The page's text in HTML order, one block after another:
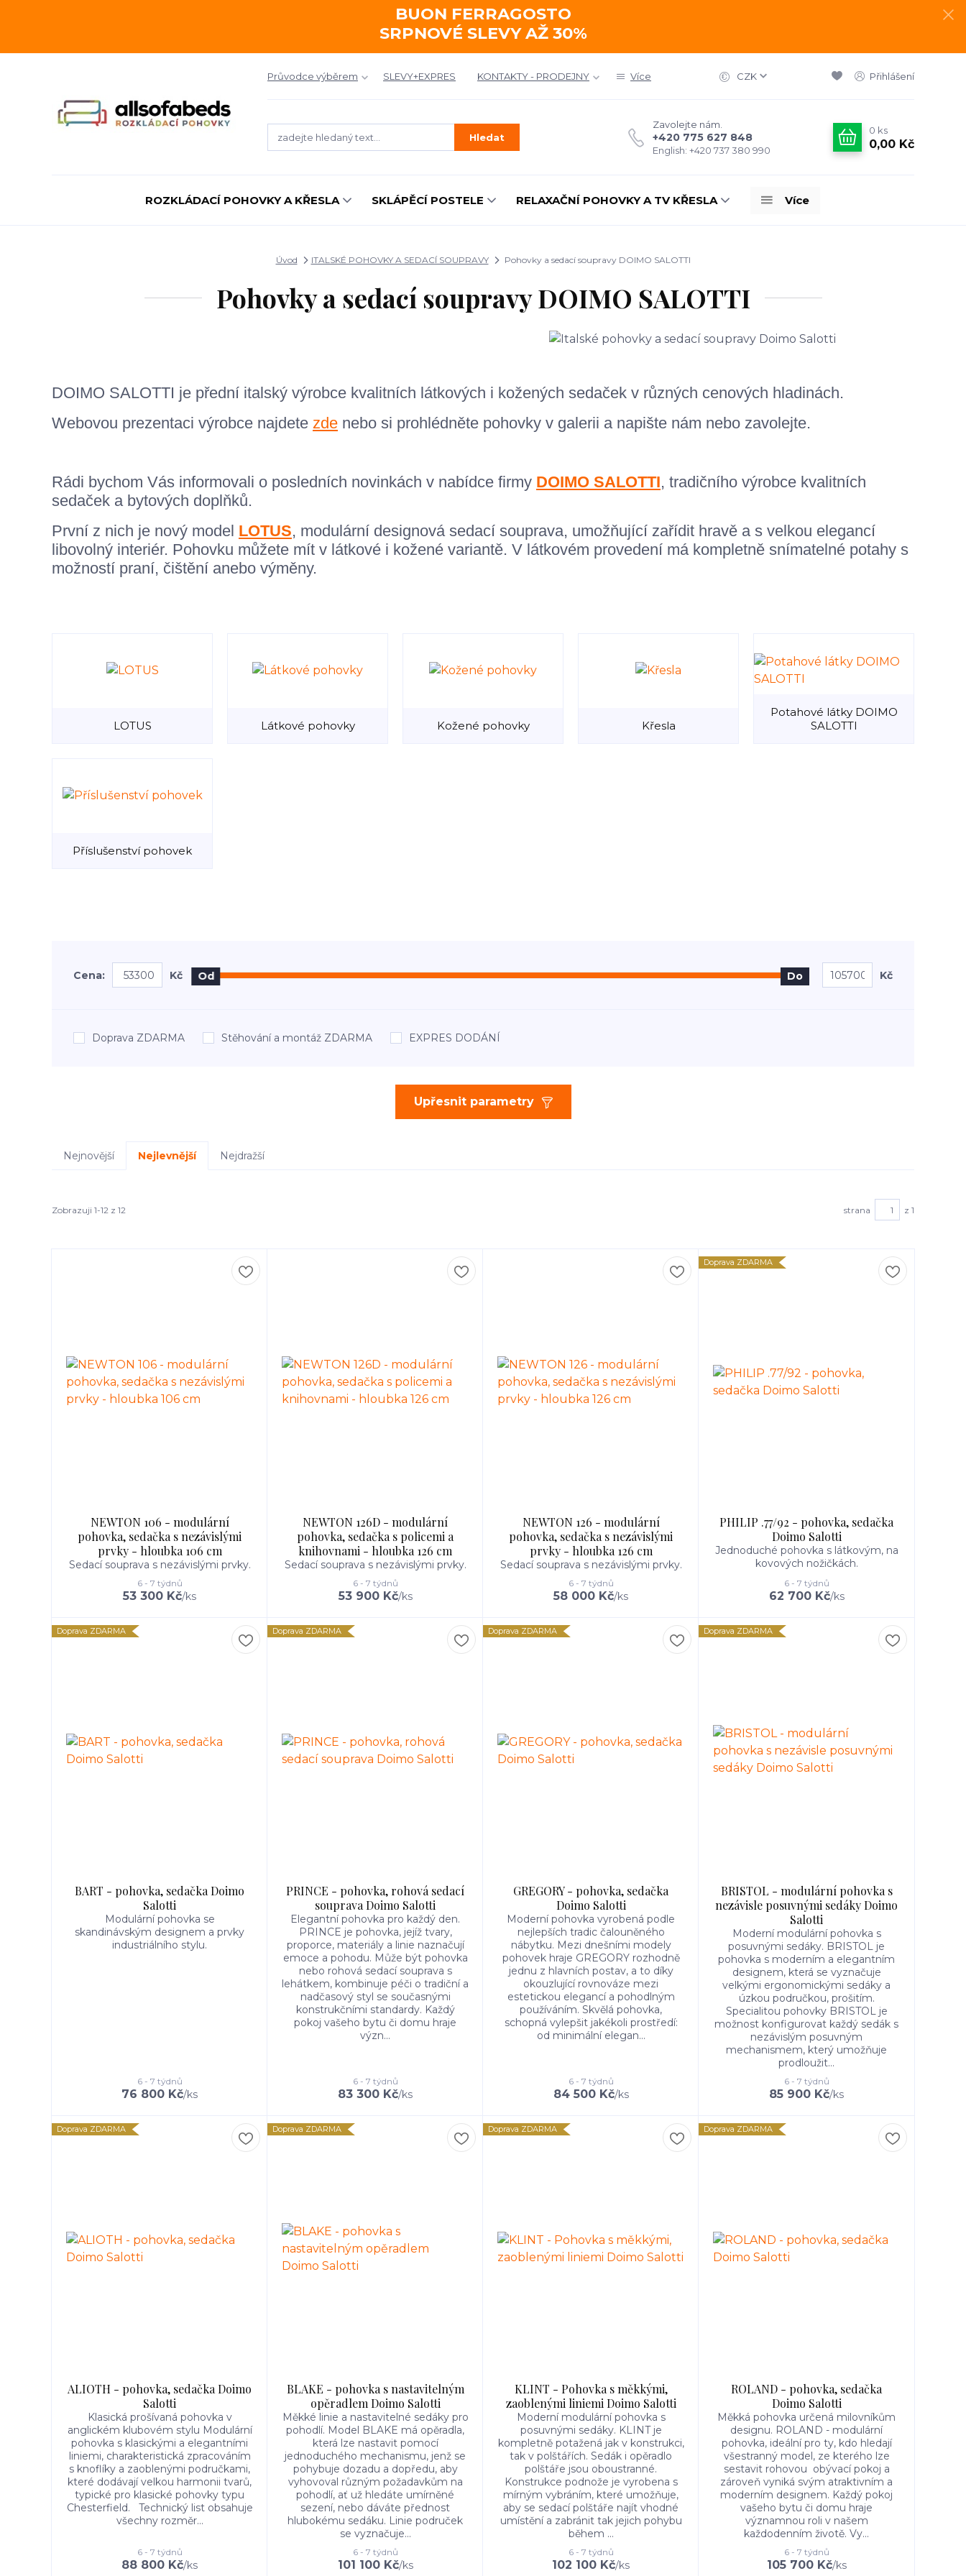
BUON FERRAGOSTO
SRPNOVÉ SLEVY AŽ 30%
Průvodce výběrem SLEVY+EXPRES KONTAKTY - PRODEJNY Více CZK Přihlášení
Hledat
Zavolejte nám.
+420 775 627 848
English: +420 737 380 990
0 ks
0,00 Kč
ROZKLÁDACÍ POHOVKY A KŘESLA SKLÁPĚCÍ POSTELE RELAXAČNÍ POHOVKY A TV KŘESLA Více
Úvod ITALSKÉ POHOVKY A SEDACÍ SOUPRAVY Pohovky a sedací soupravy DOIMO SALOTTI
Pohovky a sedací soupravy DOIMO SALOTTI
DOIMO SALOTTI je přední italský výrobce kvalitních látkových i kožených sedaček v různých cenových hladinách.
Webovou prezentaci výrobce najdete zde nebo si prohlédněte pohovky v galerii a napište nám nebo zavolejte.
Rádi bychom Vás informovali o posledních novinkách v nabídce firmy DOIMO SALOTTI, tradičního výrobce kvalitních
sedaček a bytových doplňků.
První z nich je nový model LOTUS, modulární designová sedací souprava, umožňující zařídit hravě a s velkou elegancí
libovolný interiér. Pohovku můžete mít v látkové i kožené variantě. V látkovém provedení má kompletně snímatelné potahy s
možností praní, čištění anebo výměny.
LOTUS Látkové pohovky Kožené pohovky Křesla
Potahové látky DOIMO
SALOTTI
Příslušenství pohovek
Upřesnit parametry
Cena: Kč Od Do Kč
Doprava ZDARMA Stěhování a montáž ZDARMA EXPRES DODÁNÍ
Nejnovější Nejlevnější Nejdražší
Zobrazuji 1-12 z 12 strana z 1
NEWTON 106 - modulární
pohovka, sedačka s nezávislými
prvky - hloubka 106 cm
Sedací souprava s nezávislými prvky.
53 300 Kč/ks
6 - 7 týdnů
NEWTON 126D - modulární
pohovka, sedačka s policemi a
knihovnami - hloubka 126 cm
Sedací souprava s nezávislými prvky.
53 900 Kč/ks
6 - 7 týdnů
NEWTON 126 - modulární
pohovka, sedačka s nezávislými
prvky - hloubka 126 cm
Sedací souprava s nezávislými prvky.
58 000 Kč/ks
6 - 7 týdnů
Doprava ZDARMA
PHILIP .77/92 - pohovka, sedačka
Doimo Salotti
Jednoduché pohovka s látkovým, na
kovových nožičkách.
62 700 Kč/ks
6 - 7 týdnů
Doprava ZDARMA
BART - pohovka, sedačka Doimo
Salotti
Modulární pohovka se
skandinávským designem a prvky
industriálního stylu.
76 800 Kč/ks
6 - 7 týdnů
Doprava ZDARMA
PRINCE - pohovka, rohová sedací
souprava Doimo Salotti
Elegantní pohovka pro každý den.
PRINCE je pohovka, jejíž tvary,
proporce, materiály a linie naznačují
emoce a pohodu. Může být pohovka
nebo rohová sedací souprava s
lehátkem, kombinuje péči o tradiční a
nadčasový styl se současnými
konstrukčními standardy. Každý
pokoj vašeho bytu či domu hraje
význ...
83 300 Kč/ks
6 - 7 týdnů
Doprava ZDARMA
GREGORY - pohovka, sedačka
Doimo Salotti
Moderní pohovka vyrobená podle
nejlepších tradic čalouněného
nábytku. Mezi dnešními modely
pohovek hraje GREGORY rozhodně
jednu z hlavních postav, a to díky
okouzlující rovnováze mezi
estetickou elegancí a pohodlným
používáním. Skvělá pohovka,
schopná vylepšit jakékoli prostředí:
od minimální elegan...
84 500 Kč/ks
6 - 7 týdnů
Doprava ZDARMA
BRISTOL - modulární pohovka s
nezávisle posuvnými sedáky Doimo
Salotti
Moderní modulární pohovka s
posuvnými sedáky. BRISTOL je
pohovka s moderním a elegantním
designem, která se vyznačuje
velkými ergonomickými sedáky a
úzkou područkou, prošitím.
Specialitou pohovky BRISTOL je
možnost konfigurovat každý sedák s
nezávislým posuvným
mechanismem, který umožňuje
prodloužit...
85 900 Kč/ks
6 - 7 týdnů
Doprava ZDARMA
ALIOTH - pohovka, sedačka Doimo
Salotti
Klasická prošívaná pohovka v
anglickém klubovém stylu Modulární
pohovka s klasickými a elegantními
liniemi, charakteristická zpracováním
s knoflíky a zaoblenými područkami,
které dodávají velkou harmonii tvarů,
typické pro klasické pohovky typu
Chesterfield. Technický list obsahuje
všechny rozměr...
88 800 Kč/ks
6 - 7 týdnů
Doprava ZDARMA
BLAKE - pohovka s nastavitelným
opěradlem Doimo Salotti
Měkké linie a nastavitelné sedáky pro
pohodlí. Model BLAKE má opěradla,
která lze nastavit pomocí
jednoduchého mechanismu, jenž se
pohybuje dozadu a dopředu, aby
vyhovoval různým požadavkům na
pohodlí, ať už hledáte umírněné
sezení, nebo dáváte přednost
hlubokému sedáku. Linie područek
se vyznačuje...
101 100 Kč/ks
6 - 7 týdnů
Doprava ZDARMA
KLINT - Pohovka s měkkými,
zaoblenými liniemi Doimo Salotti
Moderní modulární pohovka s
posuvnými sedáky. KLINT je
kompletně potažená jak v konstrukci,
tak v polštářích. Sedák i opěradlo
polštáře jsou oboustranné.
Konstrukce podnože je vyrobena s
mírným vybráním, které umožňuje,
aby se sedací polštáře najít vhodné
umístění a zabránit tak jejich pohybu
během ...
102 100 Kč/ks
6 - 7 týdnů
Doprava ZDARMA
ROLAND - pohovka, sedačka
Doimo Salotti
Měkká pohovka určená milovníkům
designu. ROLAND - modulární
pohovka, ideální pro ty, kdo hledají
všestranný model, ze kterého lze
sestavit rohovou obývací pokoj a
zároveň vyniká svým atraktivním a
moderním designem. Každý pokoj
vašeho bytu či domu hraje
významnou roli v našem
každodenním životě. Vy...
105 700 Kč/ks
6 - 7 týdnů